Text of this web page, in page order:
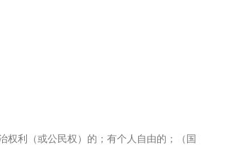
权利（或公民权）的；有个人自由的；（国